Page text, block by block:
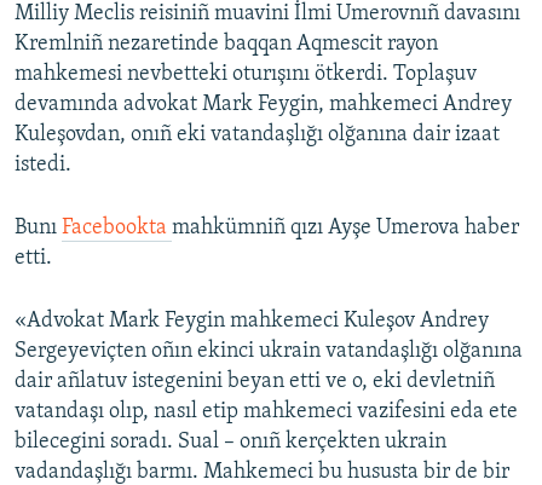
SÜRET
BLOGLAR
FİKİR
Русский
Українською
RFE/RS bütün saytları
Milliy Meclis reisiniñ muavini İlmi Umerovnıñ davasını
Kremlniñ nezaretinde baqqan Aqmescit rayon
mahkemesi nevbetteki oturışını ötkerdi. Toplaşuv
devamında advokat Mark Feygin, mahkemeci Andrey
Kuleşovdan, onıñ eki vatandaşlığı olğanına dair izaat
istedi.
Bunı Facebookta mahkümniñ qızı Ayşe Umerova haber
etti.
«Advokat Mark Feygin mahkemeci Kuleşov Andrey
Sergeyeviçten oñın ekinci ukrain vatandaşlığı olğanına
dair añlatuv istegenini beyan etti ve o, eki devletniñ
vatandaşı olıp, nasıl etip mahkemeci vazifesini eda ete
bilecegini soradı. Sual – onıñ kerçekten ukrain
vadandaşlığı barmı. Mahkemeci bu hususta bir de bir